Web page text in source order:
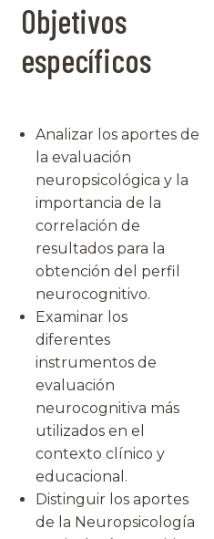
Objetivos
específicos
Analizar los aportes de
la evaluación
neuropsicológica y la
importancia de la
correlación de
resultados para la
obtención del perfil
neurocognitivo.
Examinar los
diferentes
instrumentos de
evaluación
neurocognitiva más
utilizados en el
contexto clínico y
educacional.
Distinguir los aportes
de la Neuropsicología